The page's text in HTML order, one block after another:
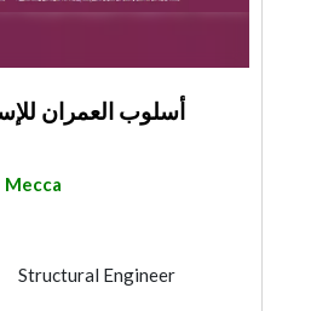
أسلوب العمران
Mecca
Structural Engineer